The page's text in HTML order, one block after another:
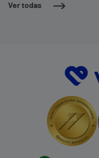
Ver todas